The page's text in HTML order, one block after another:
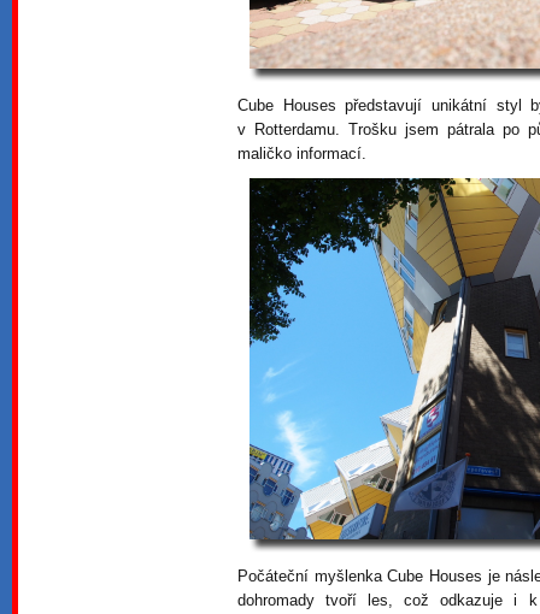
Cube Houses představují unikátní styl
v Rotterdamu. Trošku jsem pátrala po
maličko informací.
Počáteční myšlenka Cube Houses je
dohromady tvoří les, což odkazuje i